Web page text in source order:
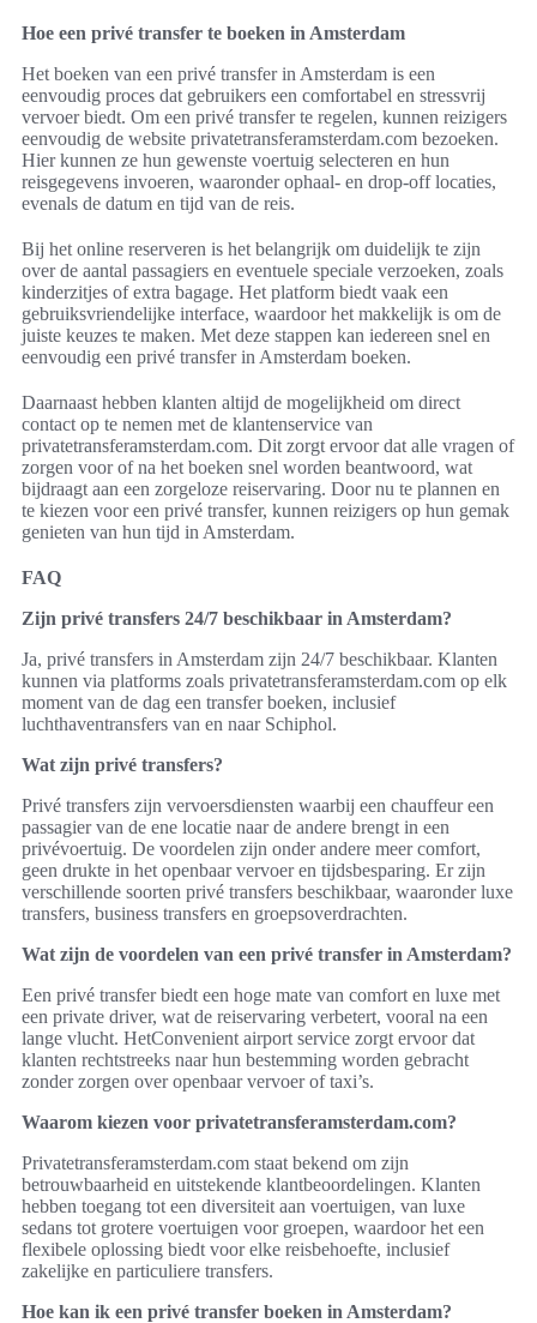
Hoe een privé transfer te boeken in Amsterdam
Het boeken van een privé transfer in Amsterdam is een
eenvoudig proces dat gebruikers een comfortabel en stressvrij
vervoer biedt. Om een privé transfer te regelen, kunnen reizigers
eenvoudig de website privatetransferamsterdam.com bezoeken.
Hier kunnen ze hun gewenste voertuig selecteren en hun
reisgegevens invoeren, waaronder ophaal- en drop-off locaties,
evenals de datum en tijd van de reis.
Bij het online reserveren is het belangrijk om duidelijk te zijn
over de aantal passagiers en eventuele speciale verzoeken, zoals
kinderzitjes of extra bagage. Het platform biedt vaak een
gebruiksvriendelijke interface, waardoor het makkelijk is om de
juiste keuzes te maken. Met deze stappen kan iedereen snel en
eenvoudig een privé transfer in Amsterdam boeken.
Daarnaast hebben klanten altijd de mogelijkheid om direct
contact op te nemen met de klantenservice van
privatetransferamsterdam.com. Dit zorgt ervoor dat alle vragen of
zorgen voor of na het boeken snel worden beantwoord, wat
bijdraagt aan een zorgeloze reiservaring. Door nu te plannen en
te kiezen voor een privé transfer, kunnen reizigers op hun gemak
genieten van hun tijd in Amsterdam.
FAQ
Zijn privé transfers 24/7 beschikbaar in Amsterdam?
Ja, privé transfers in Amsterdam zijn 24/7 beschikbaar. Klanten
kunnen via platforms zoals privatetransferamsterdam.com op elk
moment van de dag een transfer boeken, inclusief
luchthaventransfers van en naar Schiphol.
Wat zijn privé transfers?
Privé transfers zijn vervoersdiensten waarbij een chauffeur een
passagier van de ene locatie naar de andere brengt in een
privévoertuig. De voordelen zijn onder andere meer comfort,
geen drukte in het openbaar vervoer en tijdsbesparing. Er zijn
verschillende soorten privé transfers beschikbaar, waaronder luxe
transfers, business transfers en groepsoverdrachten.
Wat zijn de voordelen van een privé transfer in Amsterdam?
Een privé transfer biedt een hoge mate van comfort en luxe met
een private driver, wat de reiservaring verbetert, vooral na een
lange vlucht. HetConvenient airport service zorgt ervoor dat
klanten rechtstreeks naar hun bestemming worden gebracht
zonder zorgen over openbaar vervoer of taxi’s.
Waarom kiezen voor privatetransferamsterdam.com?
Privatetransferamsterdam.com staat bekend om zijn
betrouwbaarheid en uitstekende klantbeoordelingen. Klanten
hebben toegang tot een diversiteit aan voertuigen, van luxe
sedans tot grotere voertuigen voor groepen, waardoor het een
flexibele oplossing biedt voor elke reisbehoefte, inclusief
zakelijke en particuliere transfers.
Hoe kan ik een privé transfer boeken in Amsterdam?